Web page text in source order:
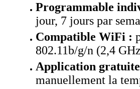
Programmable
jour, 7 jours par
Compatible WiFi :
802.11b/g/n (2,4
Application
manuellement la